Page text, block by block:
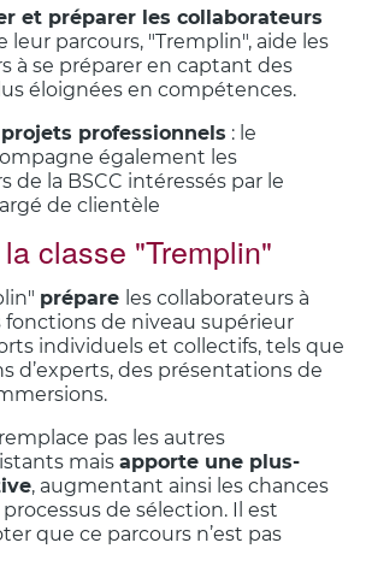
et préparer les collaborateurs
leur parcours, "Tremplin", aide les
à se préparer en captant des
éloignées en compétences.
professionnels : le
également les
de la BSCC intéressés par le
de clientèle
classe "Tremplin"
prépare les collaborateurs à
fonctions de niveau supérieur
individuels et collectifs, tels que
d’experts, des présentations de
pas les autres
mais apporte une plus-
, augmentant ainsi les chances
de sélection. Il est
que ce parcours n’est pas